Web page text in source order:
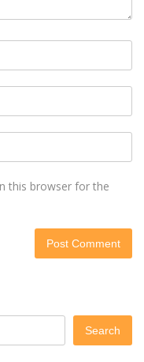
this browser for the
Search